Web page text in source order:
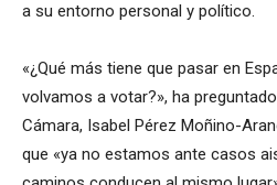
a su entorno personal y político.
«¿Qué más tiene que pasar en
volvamos a votar?», ha
Cámara, Isabel Pérez Moñino-
que «ya no estamos ante casos